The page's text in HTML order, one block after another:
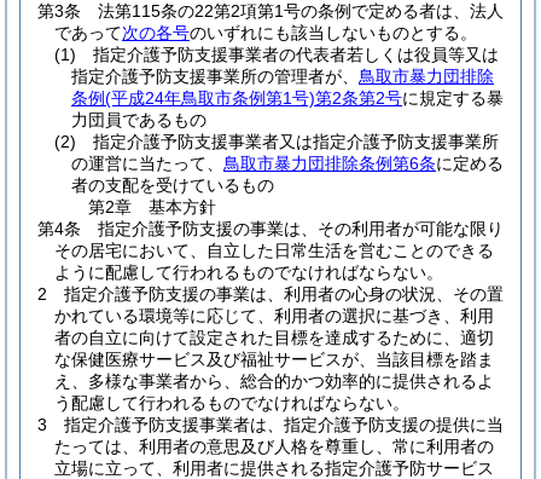
第3条
法第115条の22第2項第1号の条例で定める者は、法人
であって次の各号のいずれにも該当しないものとする。
(1)
指定介護予防支援事業者の代表者若しくは役員等又は
指定介護予防支援事業所の管理者が、 鳥取市暴力団排除
条例(平成24年鳥取市条例第1号)第2条第2号に規定する暴
力団員であるもの
(2)
指定介護予防支援事業者又は指定介護予防支援事業所
の運営に当たって、 鳥取市暴力団排除条例第6条に定める
者の支配を受けているもの
第2章
基本方針
第4条
指定介護予防支援の事業は、その利用者が可能な限り
その居宅において、自立した日常生活を営むことのできる
ように配慮して行われるものでなければならない。
2
指定介護予防支援の事業は、利用者の心身の状況、その置
かれている環境等に応じて、利用者の選択に基づき、利用
者の自立に向けて設定された目標を達成するために、適切
な保健医療サービス及び福祉サービスが、当該目標を踏ま
え、多様な事業者から、総合的かつ効率的に提供されるよ
う配慮して行われるものでなければならない。
3
指定介護予防支援事業者は、指定介護予防支援の提供に当
たっては、利用者の意思及び人格を尊重し、常に利用者の
立場に立って、利用者に提供される指定介護予防サービス